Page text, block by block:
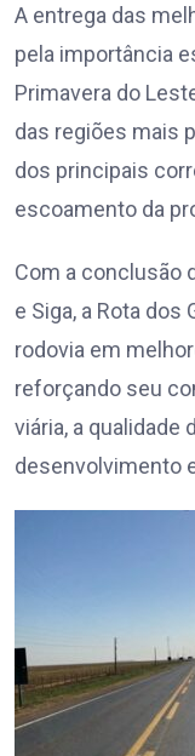
A entrega das
pela importância
Primavera do
das regiões mais
dos principais
escoamento da
Com a conclusão
e Siga, a Rota
rodovia em
reforçando seu
viária, a qualidade
desenvolvimento